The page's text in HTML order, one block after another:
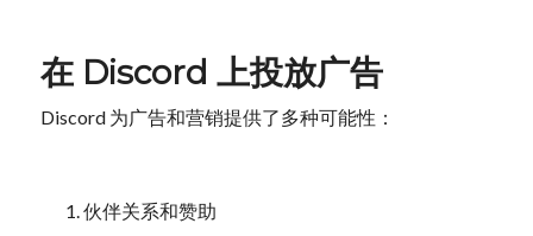
在 Discord 上投放广告
Discord 为广告和营销提供了多种可能性：
伙伴关系和赞助